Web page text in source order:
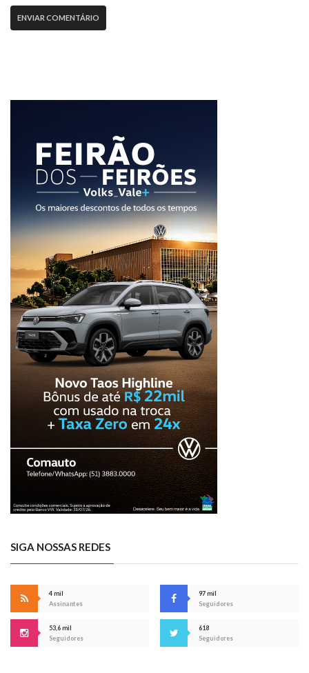
SIGA NOSSAS REDES
4 mil
Assinantes
97 mil
Seguidores
53,6 mil
Seguidores
618
Seguidores